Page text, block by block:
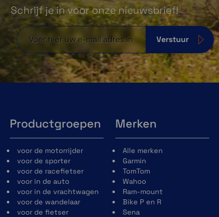
Schrijf je in voor onze nieuwsbrief!
Verstuur
Productgroepen
voor de motorrijder
voor de sporter
voor de racefietser
voor in de auto
voor in de vrachtwagen
voor de wandelaar
voor de fietser
Merken
Alle merken
Garmin
TomTom
Wahoo
Ram-mount
Bike P en R
Sena